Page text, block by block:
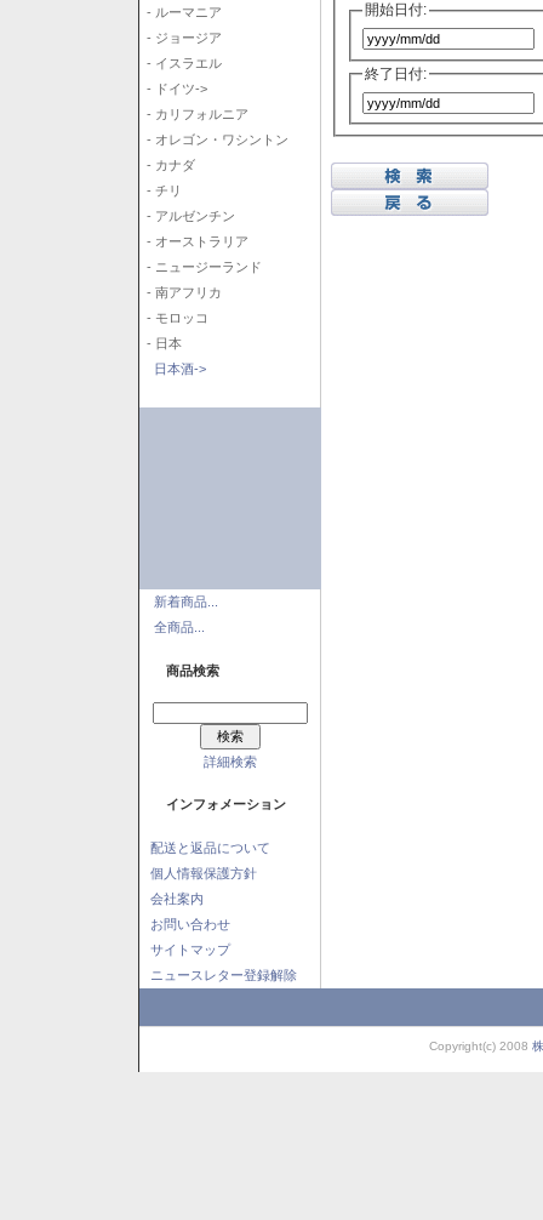
- ルーマニア
- ジョージア
- イスラエル
- ドイツ->
- カリフォルニア
- オレゴン・ワシントン
- カナダ
- チリ
- アルゼンチン
- オーストラリア
- ニュージーランド
- 南アフリカ
- モロッコ
- 日本
日本酒->
新着商品...
全商品...
商品検索
詳細検索
インフォメーション
配送と返品について
個人情報保護方針
会社案内
お問い合わせ
サイトマップ
ニュースレター登録解除
開始日付:
終了日付:
Copyright(c) 2008